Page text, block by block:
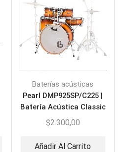
Baterías acústicas
Pearl DMP925SP/C225 |
Batería Acústica Classic
Satin Amburst
$2.300,00
Añadir Al Carrito